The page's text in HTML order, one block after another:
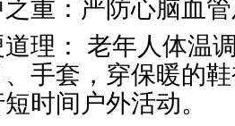
：严防心脑血管
： 老年人体温调
手套，穿保暖的
时间户外活动。